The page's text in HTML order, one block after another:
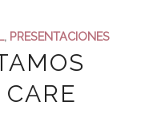
, PRESENTACIONES